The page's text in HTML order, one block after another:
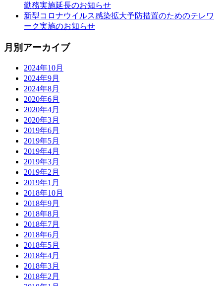
勤務実施延長のお知らせ
新型コロナウイルス感染拡大予防措置のためのテレワ
ーク実施のお知らせ
月別アーカイブ
2024年10月
2024年9月
2024年8月
2020年6月
2020年4月
2020年3月
2019年6月
2019年5月
2019年4月
2019年3月
2019年2月
2019年1月
2018年10月
2018年9月
2018年8月
2018年7月
2018年6月
2018年5月
2018年4月
2018年3月
2018年2月